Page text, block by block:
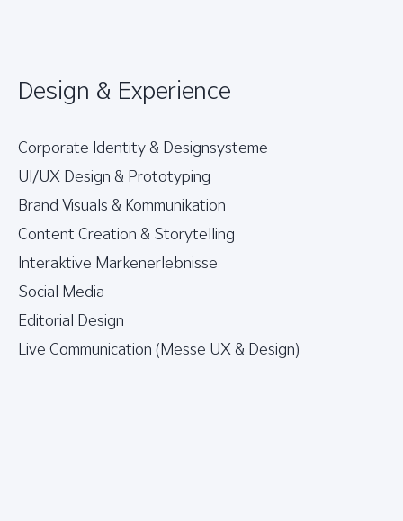
Design & Experience
Corporate Identity & Designsysteme
UI/UX Design & Prototyping
Brand Visuals & Kommunikation
Content Creation & Storytelling
Interaktive Markenerlebnisse
Social Media
Editorial Design
Live Communication (Messe UX & Design)